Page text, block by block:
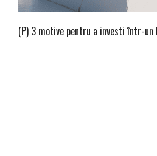
(P) 3 motive pentru a investi într-un